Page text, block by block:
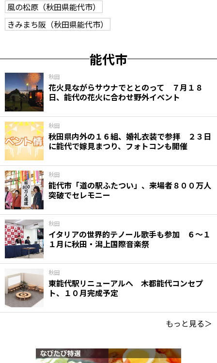
風の松原（秋田県能代市）
きみまち阪（秋田県能代市）
能代市
秋田
花火見ながらサウナでととのって ７月１８
日、能代の花火に合わせ野外イベント
秋田
秋田県内外の１６組、婚礼衣装で参拝 ２３日
に能代で嫁見まつり、フォトコンも開催
秋田
能代市「道の駅ふたつい」、来場者８００万人
突破でセレモニー
秋田
イタリアの世界的テノール歌手も参加 ６～１
１月に秋田・潟上国際音楽祭
秋田
東能代駅リニューアルへ 木都能代コンセプ
ト、１０月完成予定
もっと見る＞